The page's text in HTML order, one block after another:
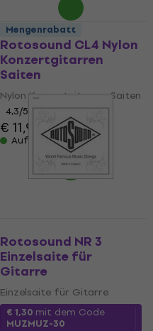
Rotosound CL4 Nylon
Konzertgitarren
Saiten
Nylon Konzertgitarren Saiten
4,3/5
€ 11,90
Auf Lager
Mengenrabatt
Rotosound NR 3
Einzelsaite für
Gitarre
Einzelsaite für Gitarre
€ 1,30 mit dem Code
MUZMUZ-30